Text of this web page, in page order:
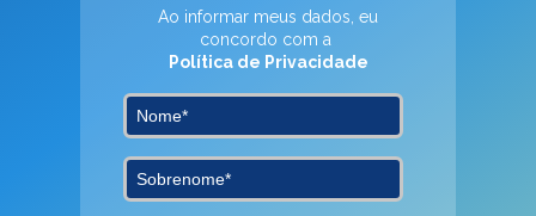
Ao informar meus dados, eu
concordo com a
Política de Privacidade